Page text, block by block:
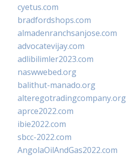
cyetus.com
bradfordshops.com
almadenranchsanjose.com
advocatevijay.com
adlibilimler2023.com
naswwebed.org
balithut-manado.org
alteregotradingcompany.org
aprce2022.com
ibie2022.com
sbcc-2022.com
AngolaOilAndGas2022.com